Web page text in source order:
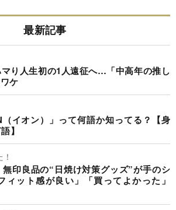
最新記事
り人生初の1人遠征へ…「中高年の推し
ケ
イオン）」って何語か知ってる？【身
】
無印良品の“日焼け対策グッズ”が手のシ
ィット感が良い」「買ってよかった」